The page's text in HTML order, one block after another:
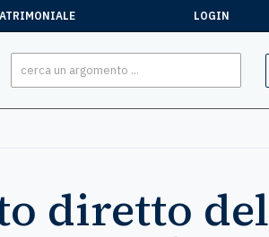
LOGIN
diretto del